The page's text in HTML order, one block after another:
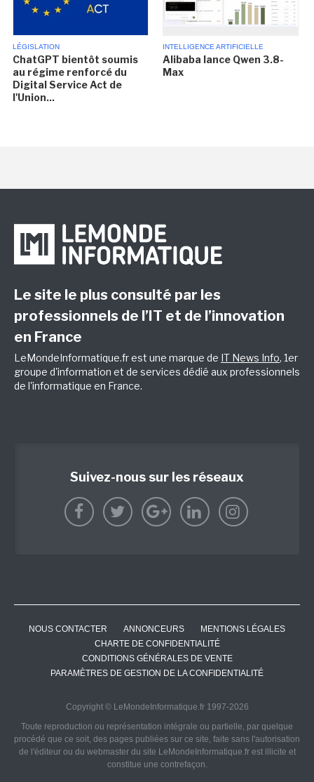
LÉGISLATION
ChatGPT bientôt soumis
au régime renforcé du
Digital Service Act de
l'Union...
INTELLIGENCE ARTIFICIELLE
Alibaba lance Qwen 3.8-
Max
Le site le plus consulté par les
professionnels de l’IT et de l’innovation
en France
LeMondeInformatique.fr est une marque de IT News Info, 1er
groupe d'information et de services dédié aux professionnels
de l'informatique en France.
Suivez-nous sur les réseaux
NOUS CONTACTER ANNONCEURS
MENTIONS LÉGALES
CHARTE DE CONFIDENTIALITÉ
CONDITIONS GÉNÉRALES DE VENTE
PARAMÈTRES DE GESTION DE LA CONFIDENTIALITÉ
Copyright © LeMondeInformatique.fr 1997-2026
Toute reproduction ou représentation intégrale ou partielle, par quelque
procédé que ce soit, des pages publiées sur ce site, faite sans l'autorisation
de l'éditeur ou du webmaster du site LeMondeInformatique.fr est illicite et
constitue une contrefaçon.